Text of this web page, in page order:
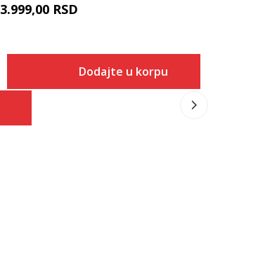
3.999,00 RSD
Dodajte u korpu
Dodaj u korpu